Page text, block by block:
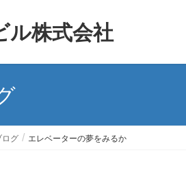
ル株式会社
ログ エレベーターの夢をみるか